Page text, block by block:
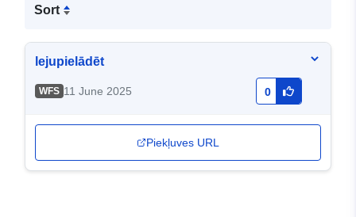
Sort
lejupielādēt
WFS 11 June 2025 0
Piekļuves URL